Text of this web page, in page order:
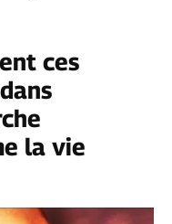
ces
la vie